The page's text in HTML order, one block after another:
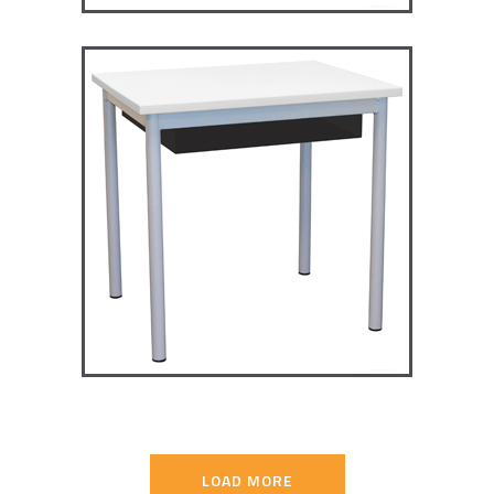
TD4P75 – Dale table 4 pieds
70×50
TABLES SECONDAIRE
LOAD MORE